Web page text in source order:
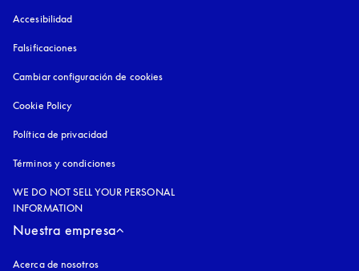
Accesibilidad
Falsificaciones
Cambiar configuración de cookies
Cookie Policy
Política de privacidad
Términos y condiciones
WE DO NOT SELL YOUR PERSONAL
INFORMATION
Nuestra empresa
Acerca de nosotros